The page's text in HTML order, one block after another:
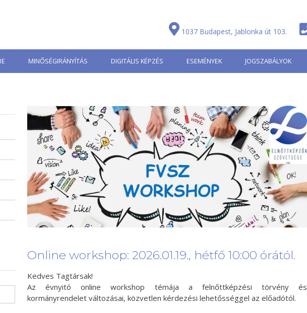
1037 Budapest, Jablonka út 103.
MINŐSÉGIRÁNYÍTÁS DIGITÁLIS KÉPZÉS ESEMÉNYEK JOGSZABÁLYOK
Online workshop: 2026.01.19., hétfő 10:00 órától.
Kedves Tagtársak!
Az évnyitó online workshop témája a felnőttképzési törvény és
kormányrendelet változásai, közvetlen kérdezési lehetősséggel az előadótól.